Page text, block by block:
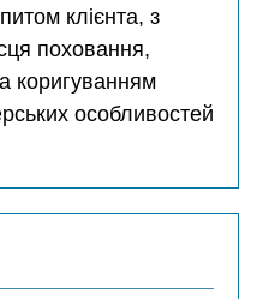
клієнта, з
поховання,
коригуванням
особливостей